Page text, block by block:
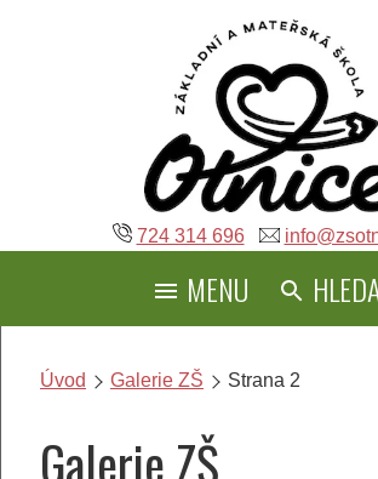
724 314 696
MENU
Úvod Galerie ZŠ Strana 2
Galerie ZŠ